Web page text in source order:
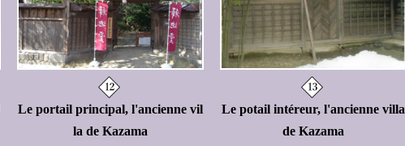
Le portail principal, l'ancienne vil
la de Kazama
Le potail intéreur, l'ancienne villa
de Kazama